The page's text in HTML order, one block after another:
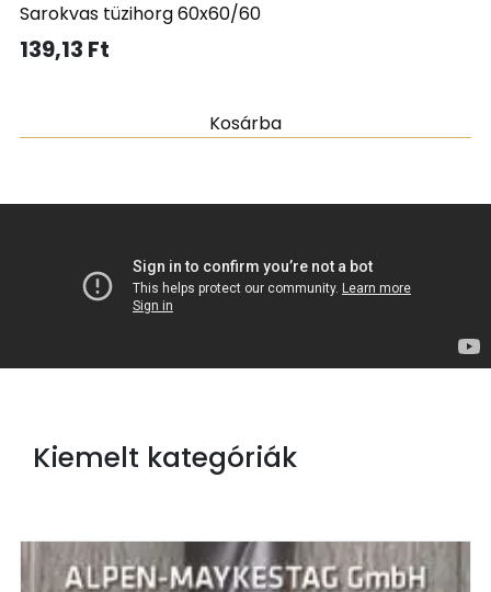
Sarokvas tüzihorg 60x60/60
139,13 Ft
Kosárba
Kiemelt kategóriák